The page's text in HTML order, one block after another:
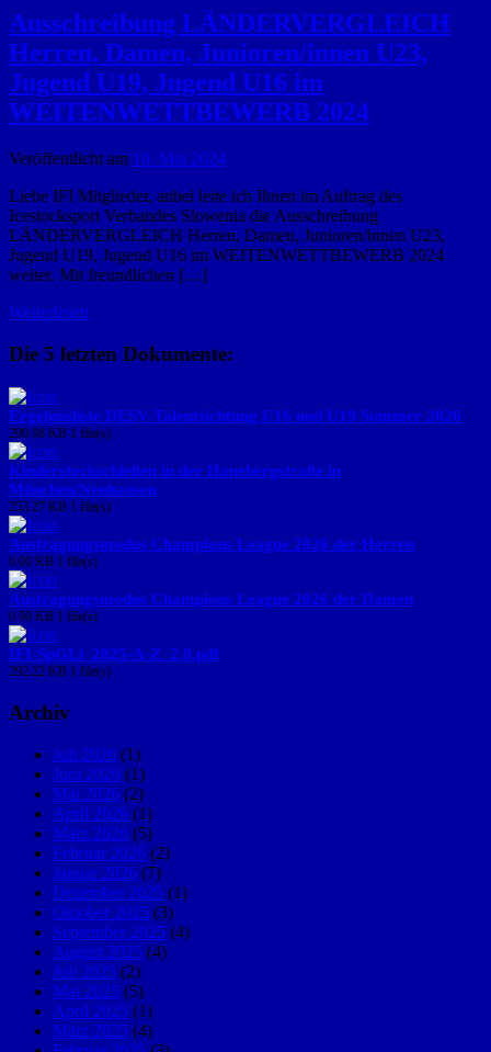
Ausschreibung LÄNDERVERGLEICH
Herren, Damen, Junioren/innen U23,
Jugend U19, Jugend U16 im
WEITENWETTBEWERB 2024
Veröffentlicht am 10. Mai 2024
Liebe IFI Mitglieder, anbei leite ich Ihnen im Auftrag des
Icestocksport Verbandes Slowenia die Ausschreibung
LÄNDERVERGLEICH Herren, Damen, Junioren/innen U23,
Jugend U19, Jugend U16 im WEITENWETTBEWERB 2024
weiter. Mit freundlichen […]
Weiterlesen
Die 5 letzten Dokumente:
Ergebnisliste DESV-Talentsichtung U16 und U19 Sommer 2026
290.98 KB 1 file(s)
Kinderstockschießen in der Hanebergstraße in
München/Neuhausen
253.27 KB 1 file(s)
Austragungsmodus Champions League 2026 der Herren
0.00 KB 1 file(s)
Austragungsmodus Champions League 2026 der Damen
0.00 KB 1 file(s)
IFI-SpGLi_2025-A-Z_2.0.pdf
292.22 KB 1 file(s)
Archiv
Juli 2026 (1)
Juni 2026 (1)
Mai 2026 (2)
April 2026 (1)
März 2026 (5)
Februar 2026 (2)
Januar 2026 (7)
Dezember 2025 (1)
Oktober 2025 (3)
September 2025 (4)
August 2025 (4)
Juli 2025 (2)
Mai 2025 (5)
April 2025 (1)
März 2025 (4)